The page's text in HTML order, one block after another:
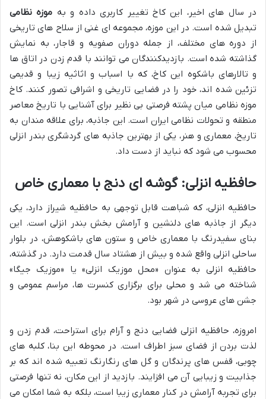
در سال های اخیر، این کاخ تغییر کاربری داده و به موزه نظامی
تبدیل شده است. در این موزه، مجموعه ای غنی از سلاح های تاریخی
از دوره های مختلف، از جمله دوران صفویه و قاجار، به نمایش
گذاشته شده است. بازدیدکنندگان می توانند با قدم زدن در اتاق ها
و تالارهای باشکوه این کاخ، که با اسباب و اثاثیه زیبا و قدیمی
تزئین شده اند، خود را در فضایی تاریخی و اشرافی تصور کنند. کاخ
موزه نظامی میان پشته فرصتی بی نظیر برای آشنایی با تاریخ معاصر
منطقه و تحولات نظامی ایران است. این جاذبه، برای علاقه مندان به
تاریخ، معماری و هنر، یکی از بهترین جاذبه های گردشگری بندر انزلی
محسوب می شود که نباید از دست داد.
حافظیه انزلی: گوشه ای دنج با معماری خاص
حافظیه انزلی، که شباهت قابل توجهی به حافظیه شیراز دارد، یکی
دیگر از جاذبه های دلنشین و آرامش بخش بندر انزلی است. این
بنای سفیدرنگ با معماری خاص و ستون های باشکوهش، در بلوار
ساحلی انزلی واقع شده و بیش از هشتاد سال قدمت دارد. در گذشته،
حافظیه انزلی به عنوان «محل موزیک انزلی» یا «موزیک جیگا»
شناخته می شد و محلی برای برگزاری کنسرت ها، مراسم عمومی و
جشن های عروسی در شهر بود.
امروزه، حافظیه انزلی فضایی دنج و آرام برای استراحت، قدم زدن و
لذت بردن از فضای سبز اطراف است. در محوطه این بنا، کلبه های
چوبی، قفس های پرندگان و گل های رنگارنگ تعبیه شده اند که بر
جذابیت و زیبایی آن می افزایند. بازدید از این مکان، نه تنها فرصتی
برای تجربه آرامش در کنار معماری زیبا است، بلکه به شما امکان می